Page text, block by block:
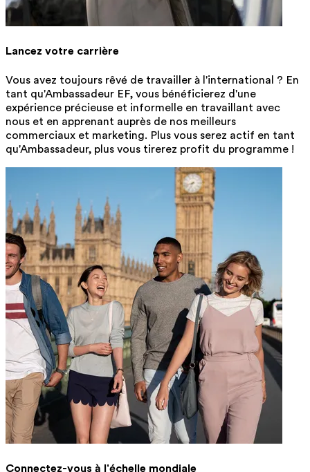
Lancez votre carrière
Vous avez toujours rêvé de travailler à l'international ? En
tant qu'Ambassadeur EF, vous bénéficierez d'une
expérience précieuse et informelle en travaillant avec
nous et en apprenant auprès de nos meilleurs
commerciaux et marketing. Plus vous serez actif en tant
qu'Ambassadeur, plus vous tirerez profit du programme !
Connectez-vous à l'échelle mondiale